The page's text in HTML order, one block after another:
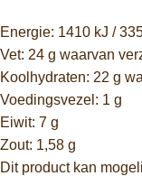
Energie: 1410 kJ /
Vet: 24 g waarvan
Koolhydraten: 22 g
Voedingsvezel: 1 g
Eiwit: 7 g
Zout: 1,58 g
Dit product kan